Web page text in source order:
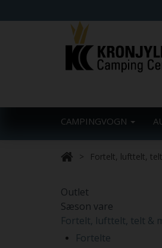
CAMPINGVOGN
Fortelt, lufttelt,
Outlet
Sæson vare
Fortelt, lufttelt, telt &
Fortelte